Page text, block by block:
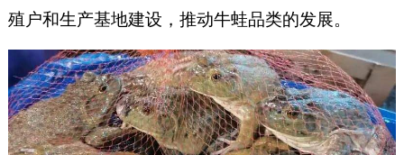
殖户和生产基地建设，推动牛蛙品类的发展。